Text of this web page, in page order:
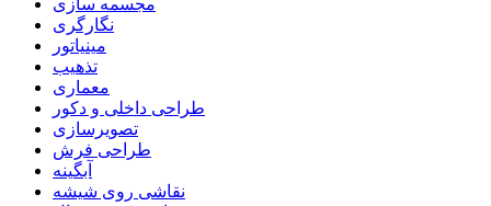
مجسمه سازی
نگارگری
مینیاتور
تذهیب
معماری
طراحی داخلی و دکور
تصویرسازی
طراحی فرش
آبگینه
نقاشی روی شیشه